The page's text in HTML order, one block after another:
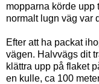
mopparna körde upp
normalt lugn väg var
Efter att ha packat
vägen. Halvvägs dit
klättra upp på flaket
en kulle, ca 100